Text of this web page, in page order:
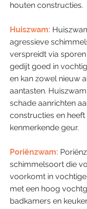
houten constructies.
Huiszwam:
agressieve
verspreidt via
gedijt goed in
en kan zowel nieuw
aantasten.
schade aanrichten
constructies en heeft
kenmerkende geur.
Poriënzwam:
schimmelsoort die
voorkomt in
met een hoog
badkamers en